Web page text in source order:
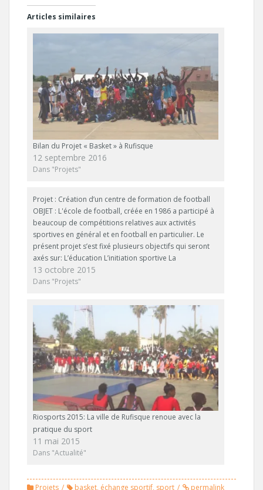
e
z
p
u
a
g
e
r
s
u
r
c
e
b
o
o
u
r
e
d
a
s
u
n
e
n
o
e
n
ê
t
r
e
)
e
z
p
u
t
a
g
e
r
s
u
r
T
i
t
t
e
r
v
r
e
d
a
n
s
u
n
e
n
o
u
l
l
e
n
ê
t
r
e
)
Articles similaires
Bilan du Projet « Basket » à Rufisque
12 septembre 2016
Dans "Projets"
Projet : Création d’un centre de formation de football
OBJET : L'école de football, créée en 1986 a participé à
beaucoup de compétitions relatives aux activités
sportives en général et en football en particulier. Le
présent projet s’est fixé plusieurs objectifs qui seront
axés sur: L’éducation L’initiation sportive La
préformation La formation Le suivi de carrière et
transfert des apprenants La…
13 octobre 2015
Dans "Projets"
Riosports 2015: La ville de Rufisque renoue avec la
pratique du sport
11 mai 2015
Dans "Actualité"
Projets basket, échange sportif, sport permalink